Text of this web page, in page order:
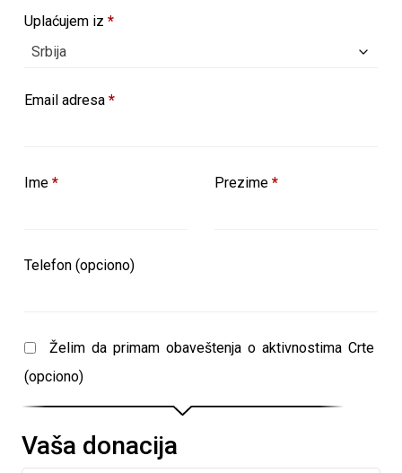
Uplaćujem iz *
Srbija
Email adresa *
Ime * Prezime *
Telefon (opciono)
Želim da primam obaveštenja o aktivnostima Crte
(opciono)
Vaša donacija